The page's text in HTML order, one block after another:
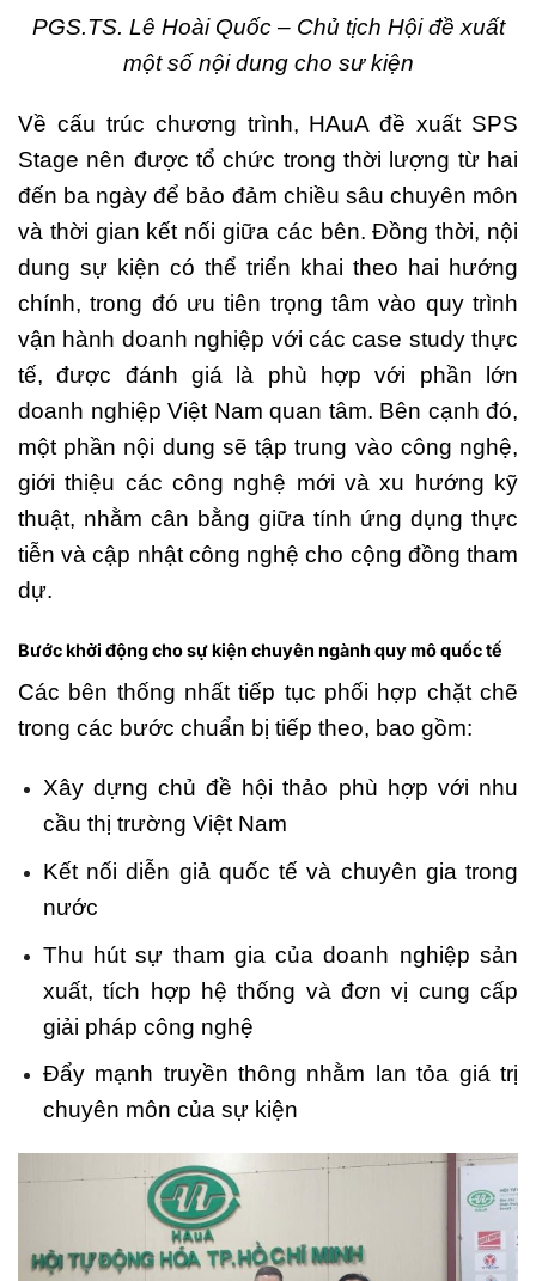
PGS.TS. Lê Hoài Quốc – Chủ tịch Hội đề xuất
một số nội dung cho sư kiện
Về cấu trúc chương trình, HAuA đề xuất SPS
Stage nên được tổ chức trong thời lượng từ hai
đến ba ngày để bảo đảm chiều sâu chuyên môn
và thời gian kết nối giữa các bên. Đồng thời, nội
dung sự kiện có thể triển khai theo hai hướng
chính, trong đó ưu tiên trọng tâm vào quy trình
vận hành doanh nghiệp với các case study thực
tế, được đánh giá là phù hợp với phần lớn
doanh nghiệp Việt Nam quan tâm. Bên cạnh đó,
một phần nội dung sẽ tập trung vào công nghệ,
giới thiệu các công nghệ mới và xu hướng kỹ
thuật, nhằm cân bằng giữa tính ứng dụng thực
tiễn và cập nhật công nghệ cho cộng đồng tham
dự.
Bước khởi động cho sự kiện chuyên ngành quy mô quốc tế
Các bên thống nhất tiếp tục phối hợp chặt chẽ
trong các bước chuẩn bị tiếp theo, bao gồm:
Xây dựng chủ đề hội thảo phù hợp với nhu
cầu thị trường Việt Nam
Kết nối diễn giả quốc tế và chuyên gia trong
nước
Thu hút sự tham gia của doanh nghiệp sản
xuất, tích hợp hệ thống và đơn vị cung cấp
giải pháp công nghệ
Đẩy mạnh truyền thông nhằm lan tỏa giá trị
chuyên môn của sự kiện